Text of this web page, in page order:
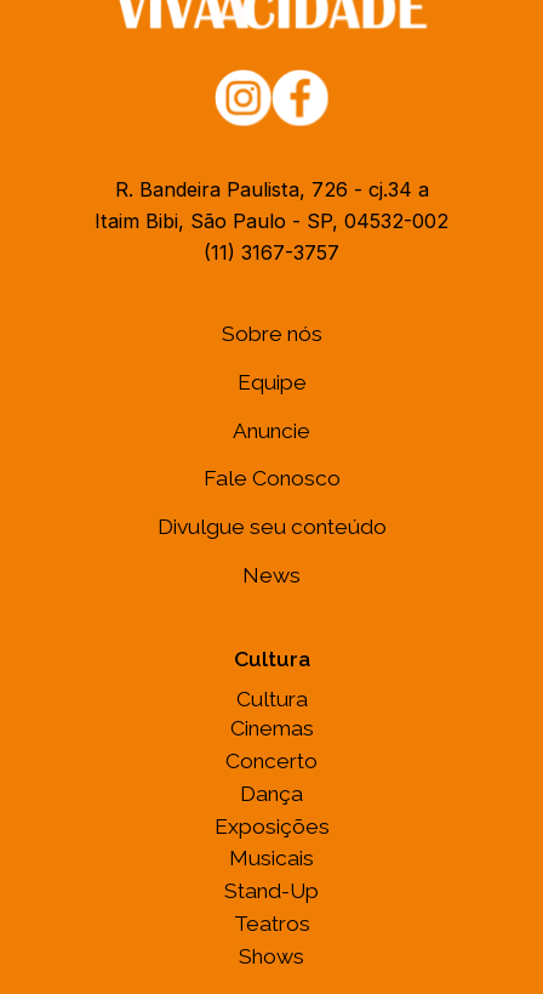
R. Bandeira Paulista, 726 - cj.34 a
Itaim Bibi, São Paulo - SP, 04532-002
(11) 3167-3757
Sobre nós
Equipe
Anuncie
Fale Conosco
Divulgue seu conteúdo
News
Cultura
Cultura
Cinemas
Concerto
Dança
Exposições
Musicais
Stand-Up
Teatros
Shows